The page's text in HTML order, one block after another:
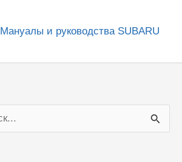
Мануалы и руководства SUBARU